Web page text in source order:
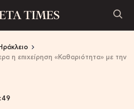
η επιχείρηση «Καθαριότητα» με την